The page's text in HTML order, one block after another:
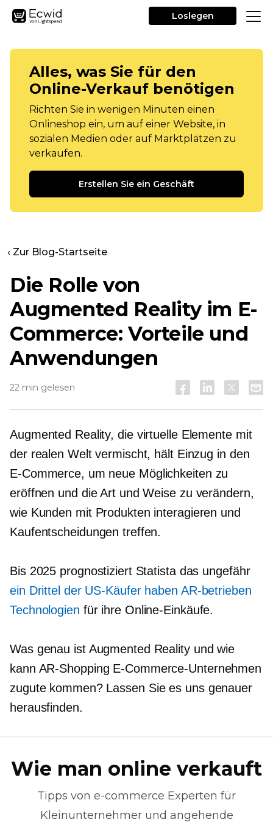
Loslegen
Alles, was Sie für den
Online-Verkauf benötigen
Richten Sie in wenigen Minuten einen
Onlineshop ein, um auf einer Website, in
sozialen Medien oder auf Marktplätzen zu
verkaufen.
Erstellen Sie ein Geschäft
‹ Zur Blog-Startseite
Die Rolle von
Augmented Reality im E-
Commerce: Vorteile und
Anwendungen
22 min gelesen
Augmented Reality, die virtuelle Elemente mit
der realen Welt vermischt, hält Einzug in den
E-Commerce, um neue Möglichkeiten zu
eröffnen und die Art und Weise zu verändern,
wie Kunden mit Produkten interagieren und
Kaufentscheidungen treffen.
Bis 2025 prognostiziert Statista das ungefähr
ein Drittel der US-Käufer haben AR-betrieben
Technologien für ihre Online-Einkäufe.
Was genau ist Augmented Reality und wie
kann AR-Shopping E-Commerce-Unternehmen
zugute kommen? Lassen Sie es uns genauer
herausfinden.
Wie man online verkauft
Tipps von e-commerce Experten für
Kleinunternehmer und angehende